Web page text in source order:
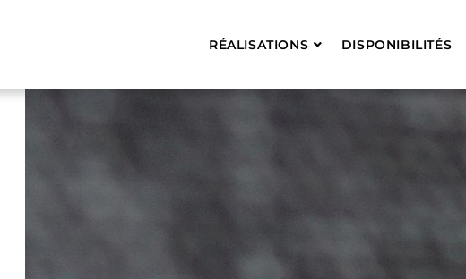
RÉALISATIONS DISPONIBILITÉS